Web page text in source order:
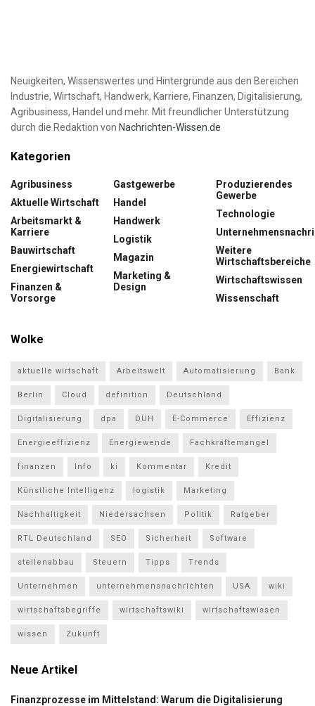
Neuigkeiten, Wissenswertes und Hintergründe aus den Bereichen
Industrie, Wirtschaft, Handwerk, Karriere, Finanzen, Digitalisierung,
Agribusiness, Handel und mehr. Mit freundlicher Unterstützung
durch die Redaktion von Nachrichten-Wissen.de
Kategorien
Agribusiness
Aktuelle Wirtschaft
Arbeitsmarkt &
Karriere
Bauwirtschaft
Energiewirtschaft
Finanzen &
Vorsorge
Gastgewerbe
Handel
Handwerk
Logistik
Magazin
Marketing &
Design
Produzierendes
Gewerbe
Technologie
Weitere
Wirtschaftsbereiche
Wirtschaftswissen
Wissenschaft
Wolke
aktuelle wirtschaft Arbeitswelt Automatisierung Bank
Berlin Cloud definition Deutschland
Digitalisierung dpa DUH E-Commerce Effizienz
Energieeffizienz Energiewende Fachkräftemangel
finanzen Info ki Kommentar Kredit
Künstliche Intelligenz logistik Marketing
Nachhaltigkeit Niedersachsen Politik Ratgeber
RTL Deutschland SEO Sicherheit Software
stellenabbau Steuern Tipps Trends
Unternehmen unternehmensnachrichten USA wiki
wirtschaftsbegriffe wirtschaftswiki wirtschaftswissen
wissen Zukunft
Neue Artikel
Finanzprozesse im Mittelstand: Warum die Digitalisierung